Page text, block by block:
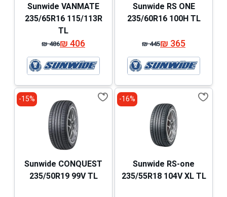
Sunwide RS ONE
235/60R16 100H TL
₪445
המחיר
המקורי
היה:
₪ 445.
₪365 המחיר
הנוכחי
הוא:
₪ 365.
Sunwide VANMATE
235/65R16 115/113R
TL
₪486
המחיר
המקורי
היה:
₪ 486.
₪406 המחיר
הנוכחי
הוא:
₪ 406.
16%-
Sunwide RS-one
235/55R18 104V XL TL
15%-
Sunwide CONQUEST
235/50R19 99V TL